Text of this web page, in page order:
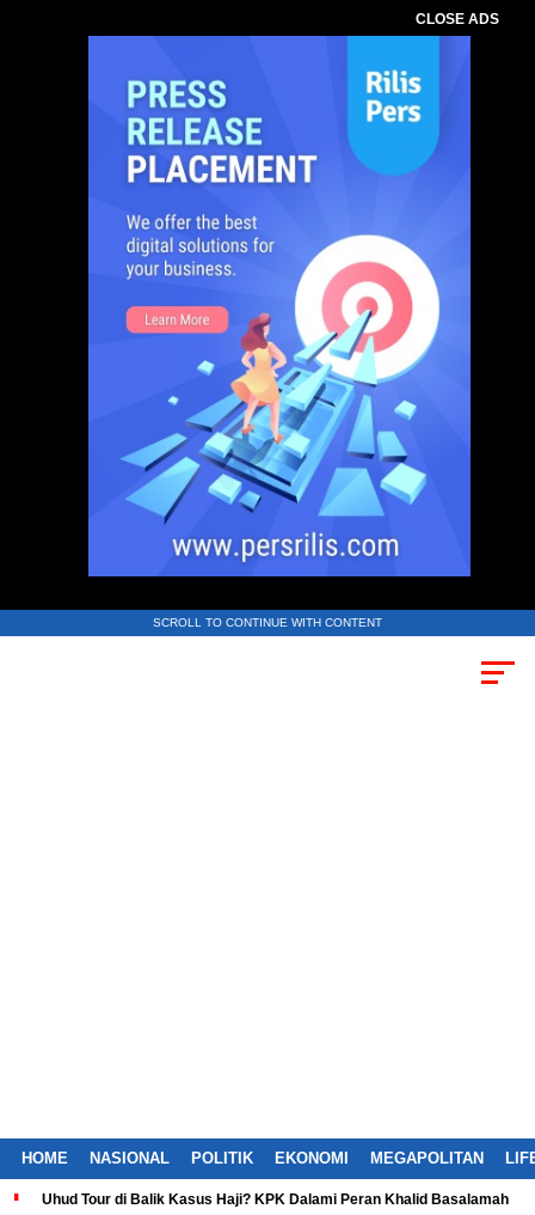
CLOSE ADS
SCROLL TO CONTINUE WITH CONTENT
HOME NASIONAL POLITIK EKONOMI MEGAPOLITAN
Uhud Tour di Balik Kasus Haji? KPK Dalami Peran Khalid Basalamah